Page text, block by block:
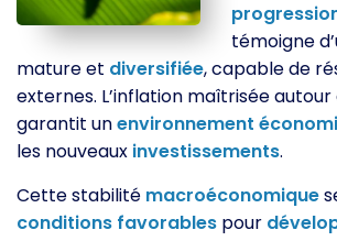
témoigne
mature et diversifiée, capable de
externes. L’inflation maîtrisée autour
garantit unenvironnement
les nouveaux investissements.
Cette stabilité macroéconomique
conditions favorables pour